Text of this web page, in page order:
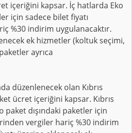
içeriğini kapsar. İç hatlarda Eko
için sadece bilet fiyatı
%30 indirim uygulanacaktır.
ek hizmetler (koltuk seçimi,
ayrıca
düzenlenecek olan Kıbrıs
ücret içeriğini kapsar. Kıbrıs
paket dışındaki paketler için
vergiler hariç %30 indirim